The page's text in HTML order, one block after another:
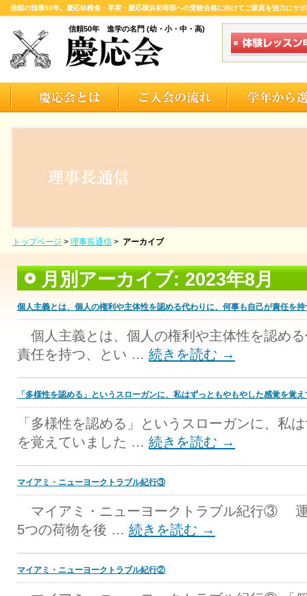
信頼の指導50年。慶応幼稚舎・早実・慶応横浜初等部への受験合格に向けてご家庭を強力にサ
信頼50年 進学の名門 (幼・小・中・高)
トップページ > 理事長通信 > アーカイブ
月別アーカイブ: 2023年8月
個人主義とは、個人の権利や主体性を認める代わりに、何事も自己が責任を
個人主義とは、個人の権利や主体性を認め
責任を持つ、とい … 続きを読む →
「多様性を認める」というスローガンに、私はずっともやもやした感覚を覚
「多様性を認める」というスローガンに、私
を覚えていました … 続きを読む →
マイアミ・ニューヨークトラブル紀行③
マイアミ・ニューヨークトラブル紀行③ 運
5つの荷物を後 … 続きを読む →
マイアミ・ニューヨークトラブル紀行②